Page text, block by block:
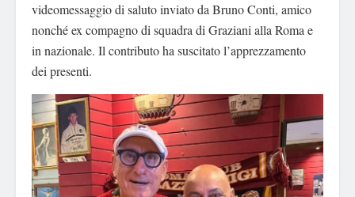
videomessaggio di saluto inviato da Bruno Conti, amico
nonché ex compagno di squadra di Graziani alla Roma e
in nazionale. Il contributo ha suscitato l’apprezzamento
dei presenti.